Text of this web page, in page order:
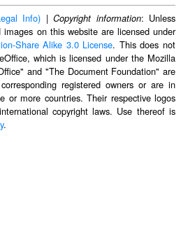
Info) |Copyright information: Unless
on this website are licensed under
Share Alike 3.0 License. This does not
which is licensed under the Mozilla
and "The Document Foundation" are
registered owners or are in
or more countries. Their respective logos
copyright laws. Use thereof is
.